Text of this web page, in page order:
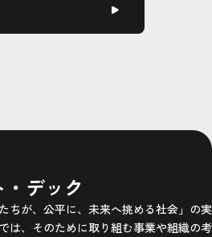
・デック
ちが、公平に、未来へ挑める社会」の実
は、そのために取り組む事業や組織の考